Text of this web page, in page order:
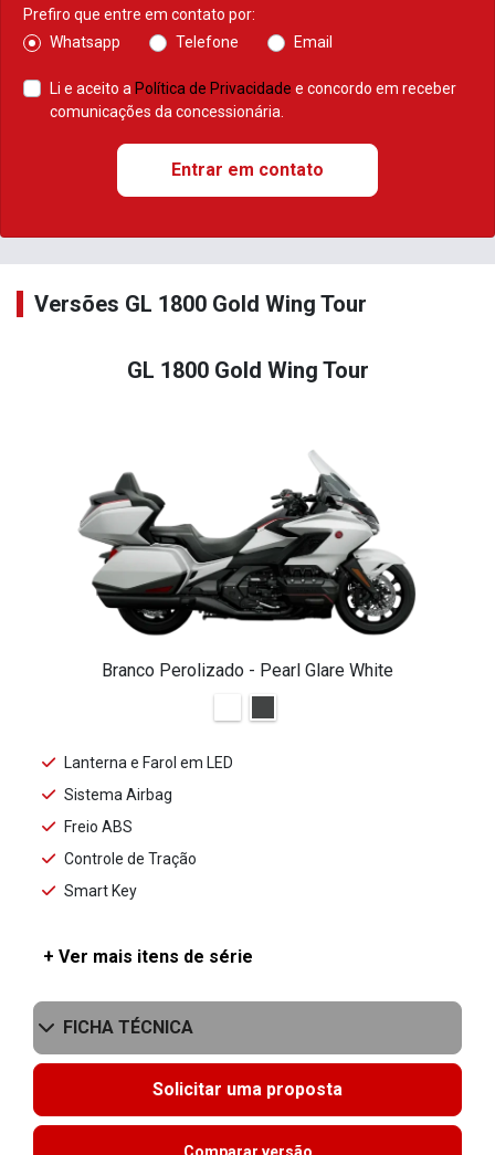
Prefiro que entre em contato por:
Whatsapp
Telefone Email
Li e aceito a Política de Privacidade e concordo em receber
comunicações da concessionária.
Entrar em contato
Versões GL 1800 Gold Wing Tour
GL 1800 Gold Wing Tour
Branco Perolizado - Pearl Glare White
Lanterna e Farol em LED
Sistema Airbag
Freio ABS
Controle de Tração
Smart Key
+ Ver mais itens de série
FICHA TÉCNICA
Solicitar uma proposta
Comparar versão